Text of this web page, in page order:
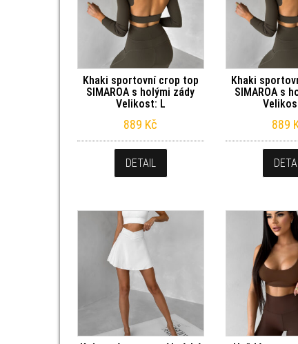
Khaki sportovní crop top
SIMAROA s holými zády
Velikost: L
889 Kč
DETAIL
Khaki
SIMAROA s
889